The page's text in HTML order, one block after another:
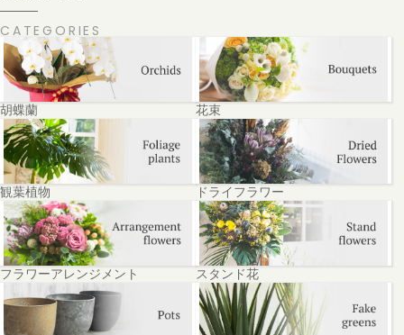
CATEGORIES
胡蝶蘭 花束
観葉植物 ドライフラワー
フラワーアレンジメント スタンド花